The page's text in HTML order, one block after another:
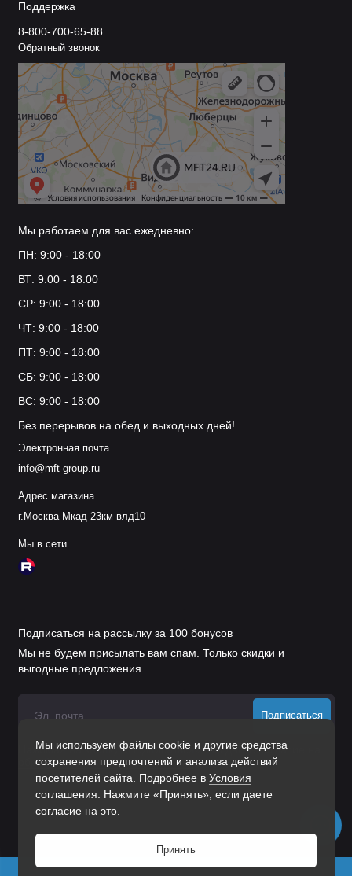
0
Мы используем файлы cookie и другие средства
сохранения предпочтений и анализа действий
посетителей сайта. Подробнее в Условия
соглашения . Нажмите «Принять», если даете
согласие на это.
Принять
Поддержка
8-800-700-65-88
Обратный звонок
Мы работаем для вас ежедневно:
ПН: 9:00 - 18:00
ВТ: 9:00 - 18:00
СР: 9:00 - 18:00
ЧТ: 9:00 - 18:00
ПТ: 9:00 - 18:00
СБ: 9:00 - 18:00
ВС: 9:00 - 18:00
Без перерывов на обед и выходных дней!
Электронная почта
info@mft-group.ru
Адрес магазина
г.Москва Мкад 23км влд10
Мы в сети
Подписаться на рассылку за 100 бонусов
Мы не будем присылать вам спам. Только скидки и
выгодные предложения
Подписаться
Нажимая на кнопку «Подписаться», Вы даетесогласие на
обработку персональных данных.